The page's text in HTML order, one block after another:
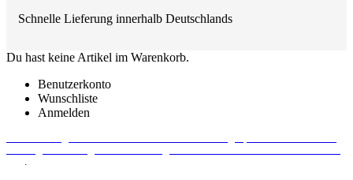
Schnelle Lieferung innerhalb Deutschlands
Du hast keine Artikel im Warenkorb.
Benutzerkonto
Wunschliste
Anmelden
.